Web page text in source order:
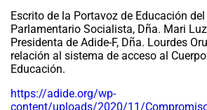
Escrito de la Portavoz de Educación
Parlamentario Socialista, Dña. Mari
Presidenta de Adide-F, Dña. Lourdes
relación al sistema de acceso al
Educación.
https://adide.org/wp-
content/uploads/2020/11/